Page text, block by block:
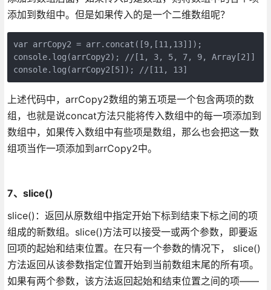
添加到数组中。但是如果传入的是一个二维数组呢？
var arrCopy2 = arr.concat([9,[11,13]]);
console.log(arrCopy2); //[1, 3, 5, 7, 9, Array[2]]
console.log(arrCopy2[5]); //[11, 13]
上述代码中，arrCopy2数组的第五项是一个包含两项的数
组，也就是说concat方法只能将传入数组中的每一项添加到
数组中，如果传入数组中有些项是数组，那么也会把这一数
组项当作一项添加到arrCopy2中。
7、slice()
slice()：返回从原数组中指定开始下标到结束下标之间的项
组成的新数组。slice()方法可以接受一或两个参数，即要返
回项的起始和结束位置。在只有一个参数的情况下， slice()
方法返回从该参数指定位置开始到当前数组末尾的所有项。
如果有两个参数，该方法返回起始和结束位置之间的项——